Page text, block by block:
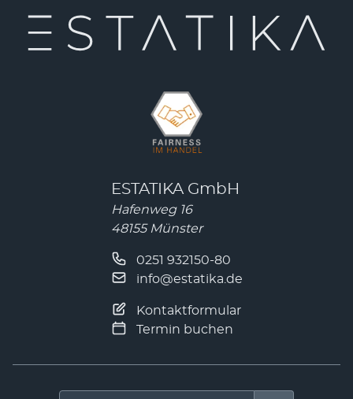
ESTATIKA GmbH
Hafenweg 16
48155 Münster
0251 932150-80
info@estatika.de
Kontaktformular
Termin buchen